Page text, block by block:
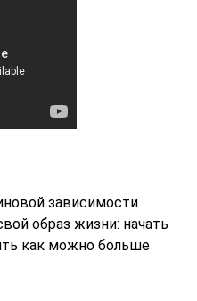
зависимости
образ жизни: начать
как можно больше